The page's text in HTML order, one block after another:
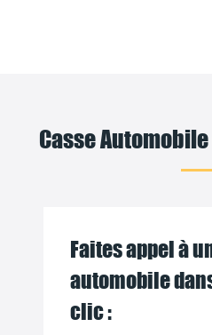
Casse
Faites appel à
automobile
clic :